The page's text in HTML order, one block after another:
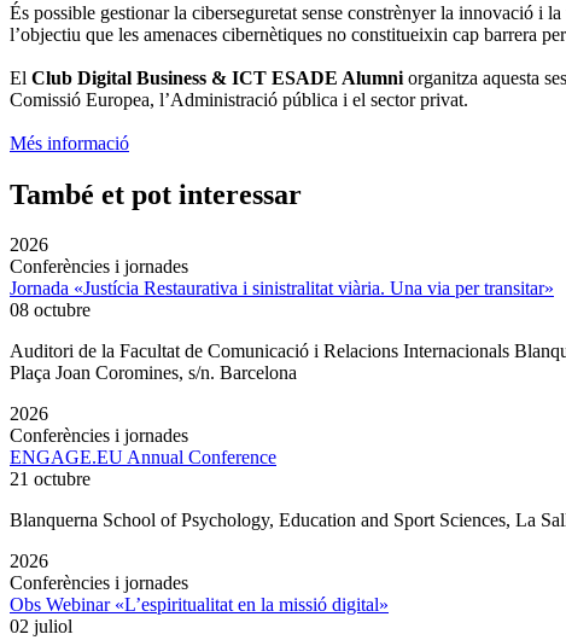
És possible gestionar la ciberseguretat sense constrènyer la innovació i
l’objectiu que les amenaces cibernètiques no constitueixin cap barrera
El Club Digital Business & ICT ESADE Alumni organitza aquesta
Comissió Europea, l’Administració pública i el sector privat.
Més informació
També et pot interessar
2026
Conferències i jornades
Jornada «Justícia Restaurativa i sinistralitat viària. Una via per transitar»
08 octubre
Auditori de la Facultat de Comunicació i Relacions Internacionals
Plaça Joan Coromines, s/n. Barcelona
2026
Conferències i jornades
ENGAGE.EU Annual Conference
21 octubre
Blanquerna School of Psychology, Education and Sport Sciences, La
2026
Conferències i jornades
Obs Webinar «L’espiritualitat en la missió digital»
02 juliol